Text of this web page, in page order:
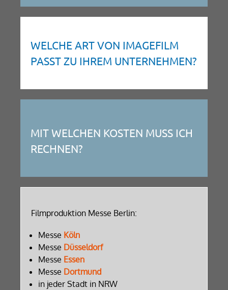
WELCHE ART VON IMAGEFILM
PASST ZU IHREM UNTERNEHMEN?
MIT WELCHEN KOSTEN MUSS ICH
RECHNEN?
Filmproduktion Messe Berlin:
Messe Köln
Messe Düsseldorf
Messe Essen
Messe Dortmund
in jeder Stadt in NRW